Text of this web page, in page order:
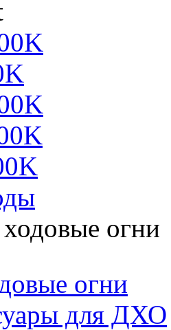
огни
огни
для ДХО